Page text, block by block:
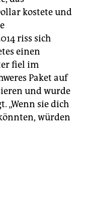
kostete und
riss sich
einen
fiel im
Paket auf
und wurde
„Wenn sie dich
würden